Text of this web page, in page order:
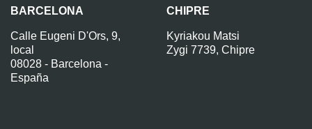
BARCELONA
Calle Eugeni D'Ors, 9,
local
08028 - Barcelona -
España
CHIPRE
Kyriakou Matsi
Zygi 7739, Chipre